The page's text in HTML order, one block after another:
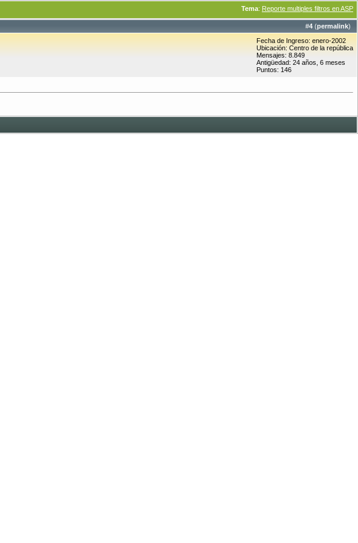
Tema: Reporte multiples filtros en ASP
#4 (permalink)
Fecha de Ingreso: enero-2002
Ubicación: Centro de la república
Mensajes: 8.849
Antigüedad: 24 años, 6 meses
Puntos: 146